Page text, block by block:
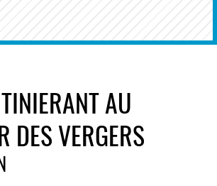
AU
DES VERGERS